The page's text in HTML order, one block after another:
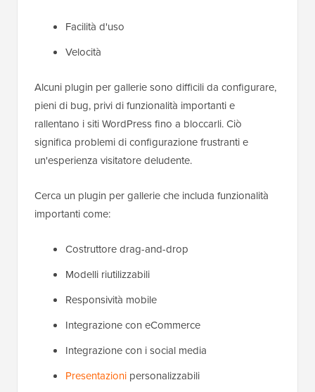
Facilità d'uso
Velocità
Alcuni plugin per gallerie sono difficili da configurare,
pieni di bug, privi di funzionalità importanti e
rallentano i siti WordPress fino a bloccarli. Ciò
significa problemi di configurazione frustranti e
un'esperienza visitatore deludente.
Cerca un plugin per gallerie che includa funzionalità
importanti come:
Costruttore drag-and-drop
Modelli riutilizzabili
Responsività mobile
Integrazione con eCommerce
Integrazione con i social media
Presentazioni personalizzabili